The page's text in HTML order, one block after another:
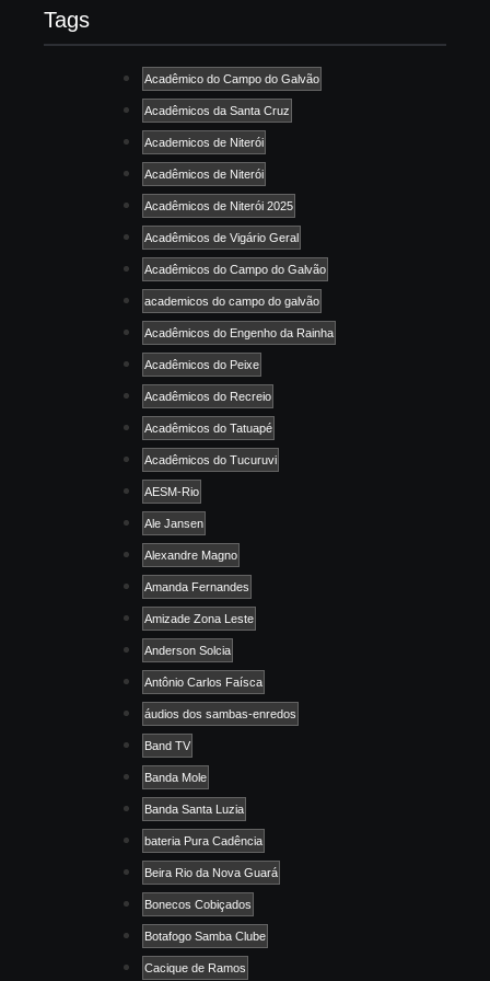
Tags
Acadêmico do Campo do Galvão
Acadêmicos da Santa Cruz
Academicos de Niterói
Acadêmicos de Niterói
Acadêmicos de Niterói 2025
Acadêmicos de Vigário Geral
Acadêmicos do Campo do Galvão
academicos do campo do galvão
Acadêmicos do Engenho da Rainha
Acadêmicos do Peixe
Acadêmicos do Recreio
Acadêmicos do Tatuapé
Acadêmicos do Tucuruvi
AESM-Rio
Ale Jansen
Alexandre Magno
Amanda Fernandes
Amizade Zona Leste
Anderson Solcia
Antônio Carlos Faísca
áudios dos sambas-enredos
Band TV
Banda Mole
Banda Santa Luzia
bateria Pura Cadência
Beira Rio da Nova Guará
Bonecos Cobiçados
Botafogo Samba Clube
Cacique de Ramos